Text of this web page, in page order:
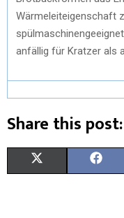
Wärmeleiteigenschaft
anfällig für Kratzer als
Share this post: